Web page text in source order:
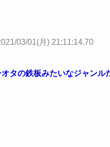
03/01(月) 21:11:14.70
タの鉄板みたいなジャンル